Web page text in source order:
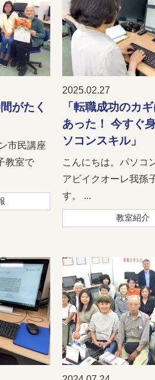
がたく
市民講座
教室で
2025.02.27
「転職成功のカ
あった！ 今すぐ
ソコンスキル」
こんにちは。パソコ
アビイクオーレ我孫
す。 ...
教室紹介